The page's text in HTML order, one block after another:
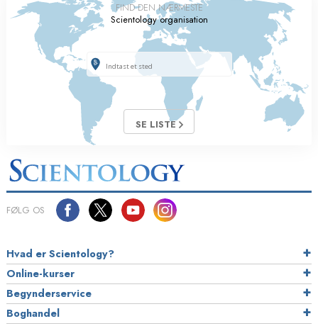
FIND DEN NÆRMESTE
Scientology organisation
SE LISTE
FØLG OS
Hvad er Scientology?
Online-kurser
Begynderservice
Boghandel